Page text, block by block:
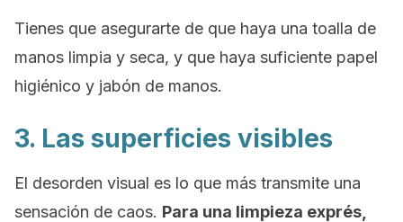
Tienes que asegurarte de que haya una toalla de
manos limpia y seca, y que haya suficiente papel
higiénico y jabón de manos.
3. Las superficies visibles
El desorden visual es lo que más transmite una
sensación de caos. Para una limpieza exprés,